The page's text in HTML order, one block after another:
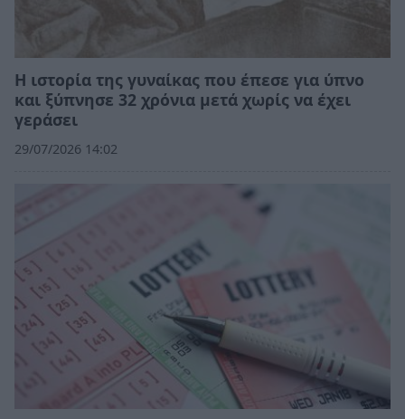
Η ιστορία της γυναίκας που έπεσε για ύπνο
και ξύπνησε 32 χρόνια μετά χωρίς να έχει
γεράσει
29/07/2026 14:02